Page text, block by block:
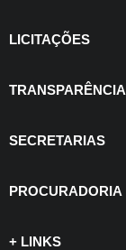
LICITAÇÕES
TRANSPARÊNCIA
SECRETARIAS
PROCURADORIA
+ LINKS